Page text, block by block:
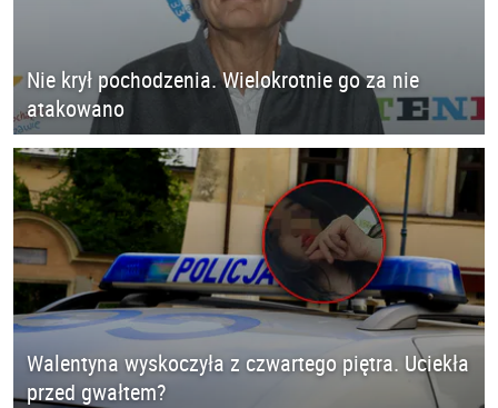
Nie krył pochodzenia. Wielokrotnie go za nie
atakowano
Walentyna wyskoczyła z czwartego piętra. Uciekła
przed gwałtem?